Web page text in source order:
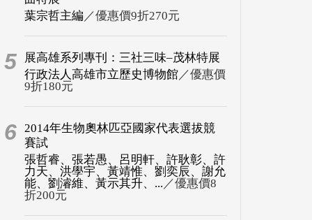
葉宗哲主編 ／優惠價9折270元
5
展高雄系列專刊：三社三味–茂林特展
行政法人高雄市立歷史博物館／優惠價
9折180元
6 2014年生物奧林匹亞國家代表選拔競
賽試
張哲睿、張若愚、呂明軒、許耿彰、許
力天、洪學宇、黃靖惟、劉奕辰、謝允
能、劉濬維、黃示其升、... ／優惠價8
折200元